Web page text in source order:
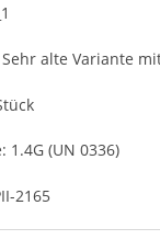
alte Variante
1.4G (UN 0336)
2165